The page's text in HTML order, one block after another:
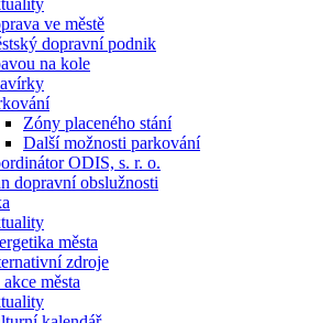
ve městě
dopravní podnik
na kole
Zóny placeného stání
Další možnosti parkování
ODIS, s. r. o.
dopravní obslužnosti
města
zdroje
města